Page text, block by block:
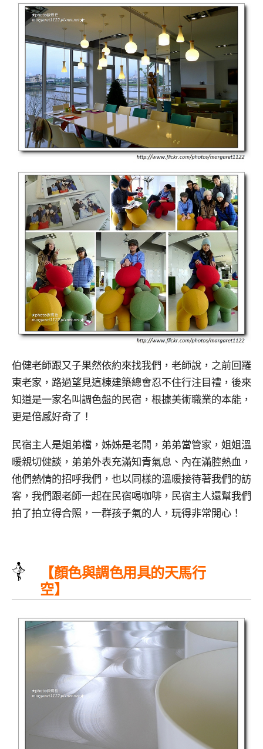
伯健老師跟又子果然依約來找我們，老師說，之前回羅
東老家，路過望見這棟建築總會忍不住行注目禮，後來
知道是一家名叫調色盤的民宿，根據美術職業的本能，
更是倍感好奇了！
民宿主人是姐弟檔，姊姊是老闆，弟弟當管家，姐姐溫
暖親切健談，弟弟外表充滿知青氣息、內在滿腔熱血，
他們熱情的招呼我們，也以同樣的溫暖接待著我們的訪
客，我們跟老師一起在民宿喝咖啡，民宿主人還幫我們
拍了拍立得合照，一群孩子氣的人，玩得非常開心！
【顏色與調色用具的天馬行
空】